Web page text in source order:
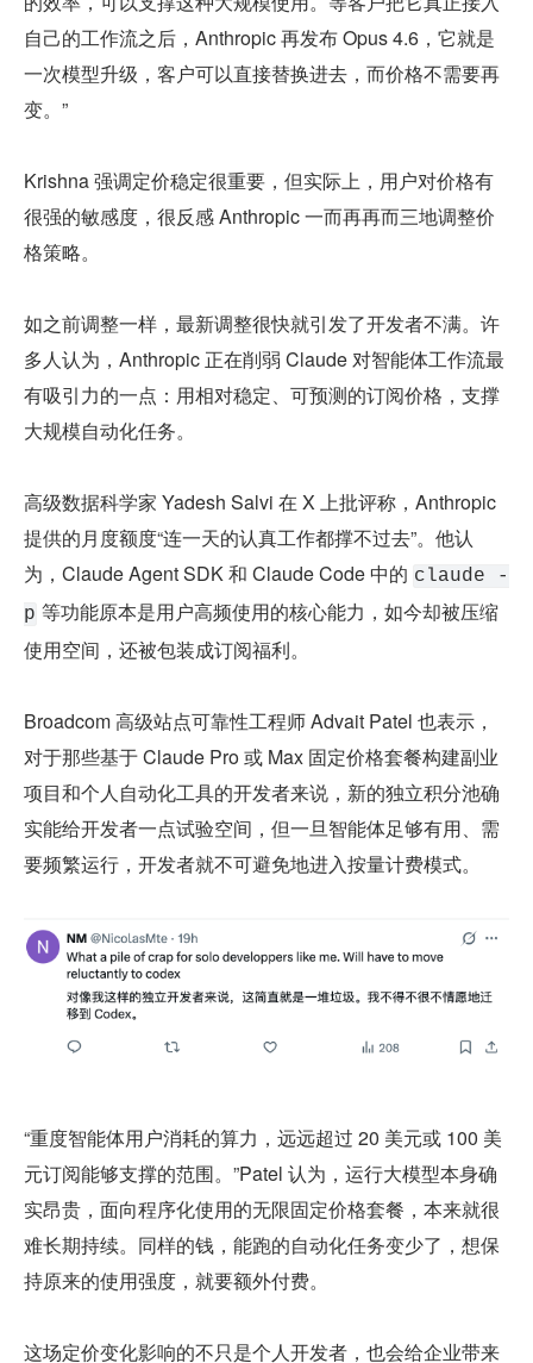
自己的工作流之后，Anthropic 再发布 Opus 4.6，它就是
一次模型升级，客户可以直接替换进去，而价格不需要再
变。”
Krishna 强调定价稳定很重要，但实际上，用户对价格有
很强的敏感度，很反感 Anthropic 一而再再而三地调整价
格策略。
如之前调整一样，最新调整很快就引发了开发者不满。许
多人认为，Anthropic 正在削弱 Claude 对智能体工作流最
有吸引力的一点：用相对稳定、可预测的订阅价格，支撑
大规模自动化任务。
高级数据科学家 Yadesh Salvi 在 X 上批评称，Anthropic
提供的月度额度“连一天的认真工作都撑不过去”。他认
为，Claude Agent SDK 和 Claude Code 中的 claude -
p 等功能原本是用户高频使用的核心能力，如今却被压缩
使用空间，还被包装成订阅福利。
Broadcom 高级站点可靠性工程师 Advait Patel 也表示，
对于那些基于 Claude Pro 或 Max 固定价格套餐构建副业
项目和个人自动化工具的开发者来说，新的独立积分池确
实能给开发者一点试验空间，但一旦智能体足够有用、需
要频繁运行，开发者就不可避免地进入按量计费模式。
“重度智能体用户消耗的算力，远远超过 20 美元或 100 美
元订阅能够支撑的范围。”Patel 认为，运行大模型本身确
实昂贵，面向程序化使用的无限固定价格套餐，本来就很
难长期持续。同样的钱，能跑的自动化任务变少了，想保
持原来的使用强度，就要额外付费。
这场定价变化影响的不只是个人开发者，也会给企业带来